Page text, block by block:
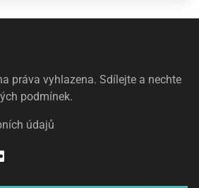
práva vyhlazena. Sdílejte a nechte
podmínek.
údajů